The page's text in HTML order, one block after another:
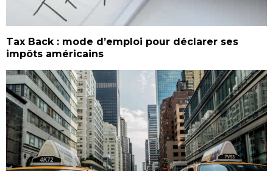
Tax Back : mode d’emploi pour déclarer ses
impôts américains